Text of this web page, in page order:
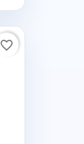
favorite_border